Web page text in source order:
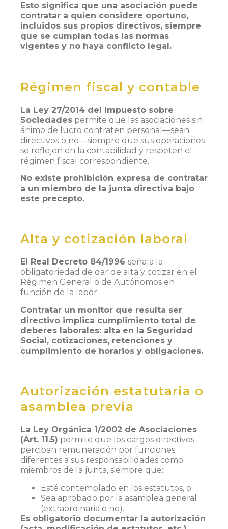
Esto significa que una asociación puede
contratar a quien considere oportuno,
incluidos sus propios directivos, siempre
que se cumplan todas las normas
vigentes y no haya conflicto legal.
Régimen fiscal y contable
La Ley 27/2014 del Impuesto sobre
Sociedades permite que las asociaciones sin
ánimo de lucro contraten personal—sean
directivos o no—siempre que sus operaciones
se reflejen en la contabilidad y respeten el
régimen fiscal correspondiente.
No existe prohibición expresa de contratar
a un miembro de la junta directiva bajo
este precepto.
Alta y cotización laboral
El Real Decreto 84/1996 señala la
obligatoriedad de dar de alta y cotizar en el
Régimen General o de Autónomos en
función de la labor.
Contratar un monitor que resulta ser
directivo implica cumplimiento total de
deberes laborales: alta en la Seguridad
Social, cotizaciones, retenciones y
cumplimiento de horarios y obligaciones.
Autorización estatutaria o
asamblea previa
La Ley Orgánica 1/2002 de Asociaciones
(Art. 11.5) permite que los cargos directivos
perciban remuneración por funciones
diferentes a sus responsabilidades como
miembros de la junta, siempre que:
Esté contemplado en los estatutos, o
Sea aprobado por la asamblea general
(extraordinaria o no).
Es obligatorio documentar la autorización